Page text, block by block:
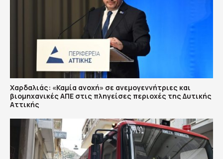
Χαρδαλιάς: «Καμία ανοχή» σε ανεμογεννήτριες και
βιομηχανικές ΑΠΕ στις πληγείσες περιοχές της Δυτικής
Αττικής